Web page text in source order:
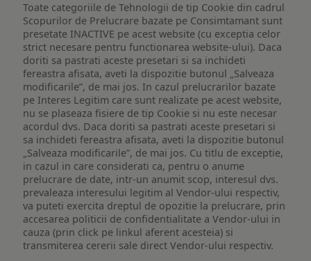
Toate categoriile de Tehnologii de tip Cookie din cadrul
Scopurilor de Prelucrare bazate pe Consimtamant sunt
presetate INACTIVE pe acest website (cu exceptia celor
strict necesare pentru functionarea website-ului). Daca
doriti sa pastrati aceste presetari si sa inchideti
fereastra afisata, aveti la dispozitie butonul „Salveaza
modificarile”, de mai jos. In cazul prelucrarilor bazate
pe Interes Legitim care sunt realizate pe acest website,
nu se plaseaza fisiere de tip Cookie si nu este necesar
acordul dvs. Daca doriti sa pastrati aceste presetari si
sa inchideti fereastra afisata, aveti la dispozitie butonul
„Salveaza modificarile”, de mai jos. Cu titlu de exceptie,
in cazul in care considerati ca, pentru o anume
prelucrare de date, intr-un anumit scop, interesul dvs.
prevaleaza interesului legitim al Vendor-ului respectiv,
va puteti exercita dreptul de opozitie la prelucrare, prin
accesarea politicii de confidentialitate a Vendor-ului in
cauza (prin click pe linkul aferent acesteia) si
transmiterea cererii sale direct Vendor-ului respectiv.